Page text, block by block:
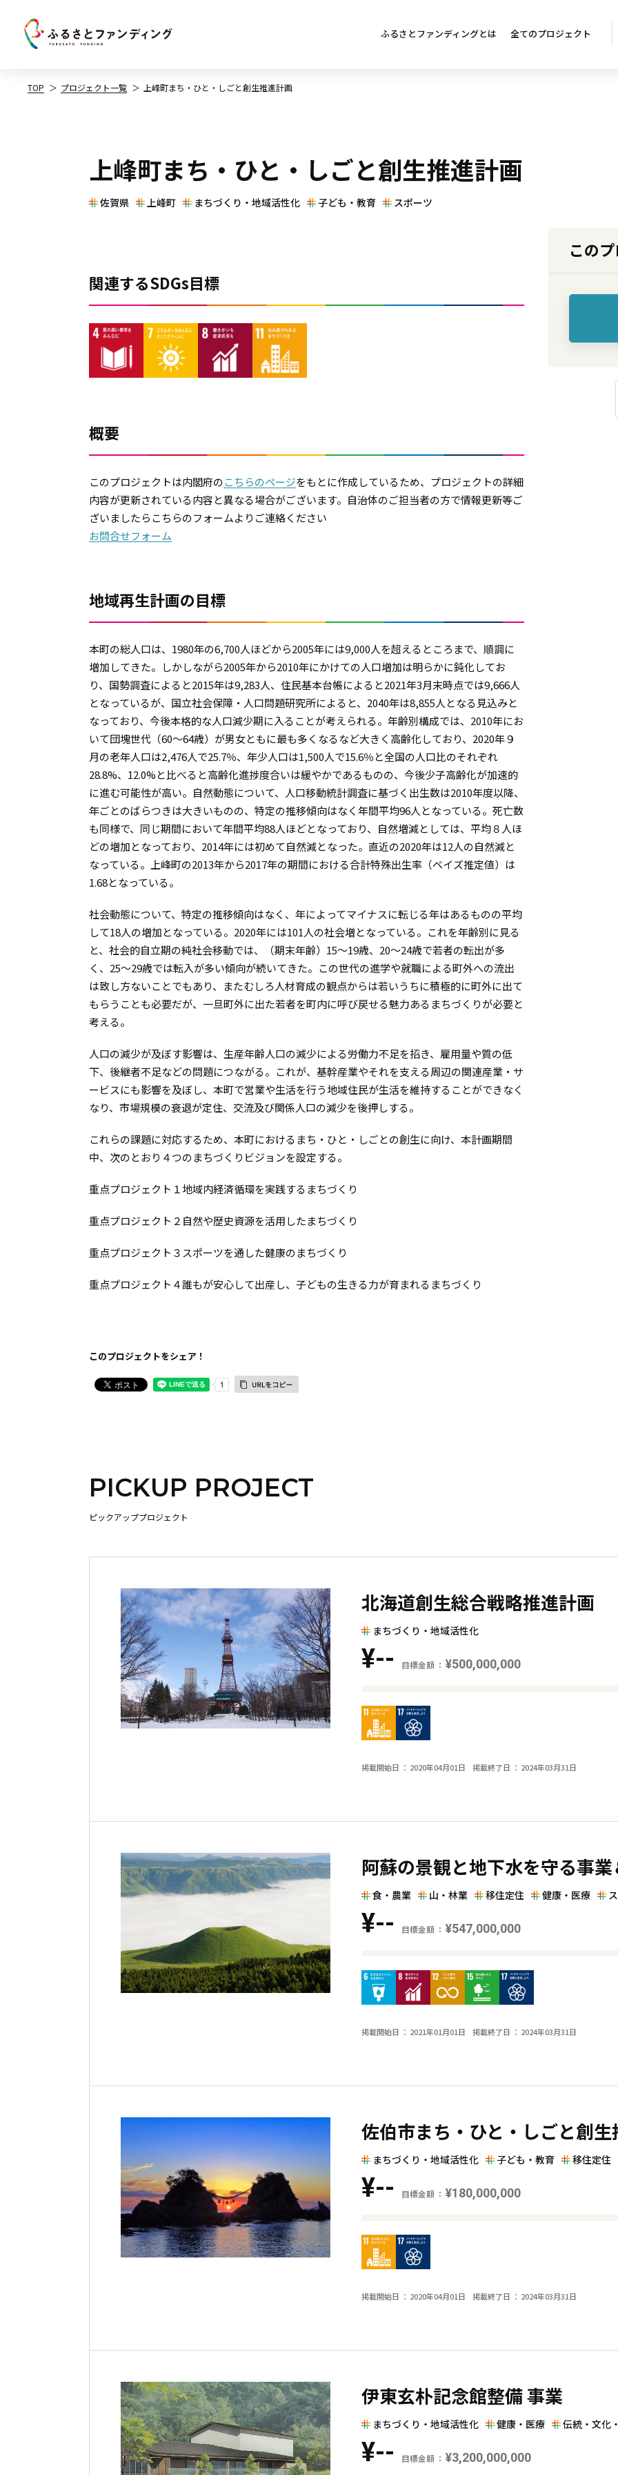
ふるさとファンディングとは 全てのプロジェクト
TOP プロジェクト一覧 上峰町まち・ひと・しごと創生推進計画
上峰町まち・ひと・しごと創生推進計画
佐賀県 上峰町 まちづくり・地域活性化 子ども・教育 スポーツ
関連するSDGs目標
概要
このプロジェクトは内閣府のこちらのページをもとに作成しているため、プロジェクトの詳細
内容が更新されている内容と異なる場合がございます。自治体のご担当者の方で情報更新等ご
ざいましたらこちらのフォームよりご連絡ください
お問合せフォーム
地域再生計画の目標
本町の総人口は、1980年の6,700人ほどから2005年には9,000人を超えるところまで、順調に
増加してきた。しかしながら2005年から2010年にかけての人口増加は明らかに鈍化してお
り、国勢調査によると2015年は9,283人、住民基本台帳によると2021年3月末時点では9,666人
となっているが、国立社会保障・人口問題研究所によると、2040年は8,855人となる見込みと
なっており、今後本格的な人口減少期に入ることが考えられる。年齢別構成では、2010年にお
いて団塊世代（60～64歳）が男女ともに最も多くなるなど大きく高齢化しており、2020年９
月の老年人口は2,476人で25.7％、年少人口は1,500人で15.6％と全国の人口比のそれぞれ
28.8%、12.0%と比べると高齢化進捗度合いは緩やかであるものの、今後少子高齢化が加速的
に進む可能性が高い。自然動態について、人口移動統計調査に基づく出生数は2010年度以降、
年ごとのばらつきは大きいものの、特定の推移傾向はなく年間平均96人となっている。死亡数
も同様で、同じ期間において年間平均88人ほどとなっており、自然増減としては、平均８人ほ
どの増加となっており、2014年には初めて自然減となった。直近の2020年は12人の自然減と
なっている。上峰町の2013年から2017年の期間における合計特殊出生率（ベイズ推定値）は
1.68となっている。
社会動態について、特定の推移傾向はなく、年によってマイナスに転じる年はあるものの平均
して18人の増加となっている。2020年には101人の社会増となっている。これを年齢別に見る
と、社会的自立期の純社会移動では、（期末年齢）15～19歳、20～24歳で若者の転出が多
く、25～29歳では転入が多い傾向が続いてきた。この世代の進学や就職による町外への流出
は致し方ないことでもあり、またむしろ人材育成の観点からは若いうちに積極的に町外に出て
もらうことも必要だが、一旦町外に出た若者を町内に呼び戻せる魅力あるまちづくりが必要と
考える。
人口の減少が及ぼす影響は、生産年齢人口の減少による労働力不足を招き、雇用量や質の低
下、後継者不足などの問題につながる。これが、基幹産業やそれを支える周辺の関連産業・サ
ービスにも影響を及ぼし、本町で営業や生活を行う地域住民が生活を維持することができなく
なり、市場規模の衰退が定住、交流及び関係人口の減少を後押しする。
これらの課題に対応するため、本町におけるまち・ひと・しごとの創生に向け、本計画期間
中、次のとおり４つのまちづくりビジョンを設定する。
重点プロジェクト１地域内経済循環を実践するまちづくり
重点プロジェクト２自然や歴史資源を活用したまちづくり
重点プロジェクト３スポーツを通した健康のまちづくり
重点プロジェクト４誰もが安心して出産し、子どもの生きる力が育まれるまちづくり
このプロジェクトをシェア！
この
PICKUP PROJECT
ピックアッププロジェクト
北海道創生総合戦略推進計画
まちづくり・地域活性化
¥-- 目標金額 ¥500,000,000
標
金
と
額
と
差
表
し
た
ラ
掲載開始日 2020年04月01日 掲載終了日 2024年03月31日
阿蘇の景観と地下水を守る事
食・農業 山・林業 移住定住 健康・医療
¥-- 目標金額 ¥547,000,000
標
と
額
と
差
表
し
た
ラ
掲載開始日 2021年01月01日 掲載終了日 2024年03月31日
佐伯市まち・ひと・しごと創生
まちづくり・地域活性化 子ども・教育 移住定住
¥-- 目標金額 ¥180,000,000
標
金
と
額
と
差
掲載開始日 2020年04月01日 掲載終了日 2024年03月31日
伊東玄朴記念館整備 事業
まちづくり・地域活性化 健康・医療 伝統・文化
¥-- 目標金額 ¥3,200,000,000